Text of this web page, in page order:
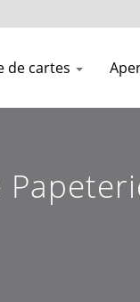
de cartes